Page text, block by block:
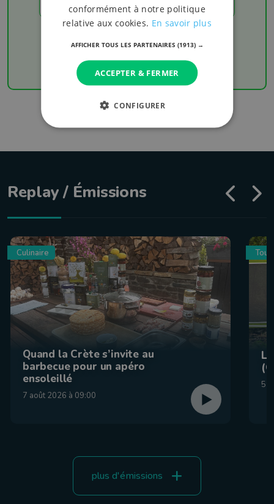
résultats de votre équipe favorite
Replay / Émissions
Culinaire
Quand la Crète s’invite au
barbecue pour un apéro
ensoleillé
7 août 2026 à 09:00
5
plus d'émissions
conformément à notre politique
relative aux cookies. En savoir plus
AFFICHER TOUS LES PARTENAIRES (1913) →
ACCEPTER & FERMER
CONFIGURER